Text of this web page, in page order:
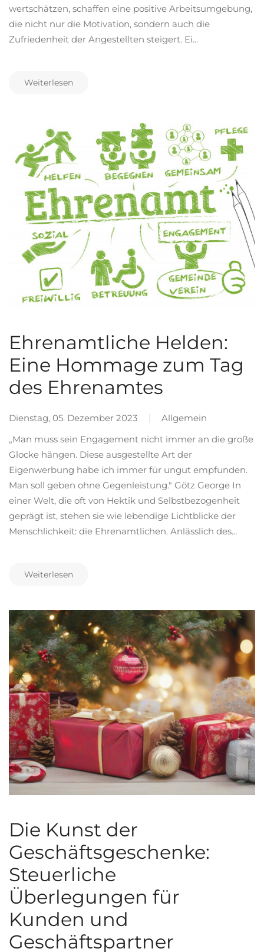
wertschätzen, schaffen eine positive Arbeitsumgebung,
die nicht nur die Motivation, sondern auch die
Zufriedenheit der Angestellten steigert. Ei...
Weiterlesen
Ehrenamtliche Helden:
Eine Hommage zum Tag
des Ehrenamtes
Dienstag, 05. Dezember 2023
Allgemein
„Man muss sein Engagement nicht immer an die große
Glocke hängen. Diese ausgestellte Art der
Eigenwerbung habe ich immer für ungut empfunden.
Man soll geben ohne Gegenleistung." Götz George In
einer Welt, die oft von Hektik und Selbstbezogenheit
geprägt ist, stehen sie wie lebendige Lichtblicke der
Menschlichkeit: die Ehrenamtlichen. Anlässlich des...
Weiterlesen
Die Kunst der
Geschäftsgeschenke:
Steuerliche
Überlegungen für
Kunden und
Geschäftspartner